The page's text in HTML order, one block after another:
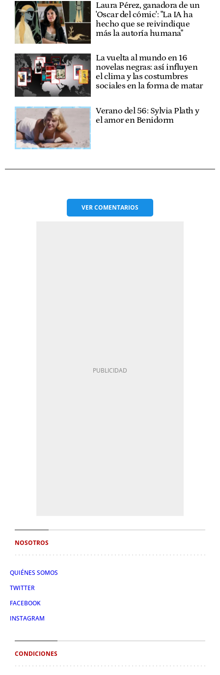
Laura Pérez, ganadora de un
'Oscar del cómic': "La IA ha
hecho que se reivindique
más la autoría humana"
La vuelta al mundo en 16
novelas negras: así influyen
el clima y las costumbres
sociales en la forma de matar
Verano del 56: Sylvia Plath y
el amor en Benidorm
VERCOMENTARIOS
NOSOTROS
QUIÉNES SOMOS
TWITTER
FACEBOOK
INSTAGRAM
CONDICIONES